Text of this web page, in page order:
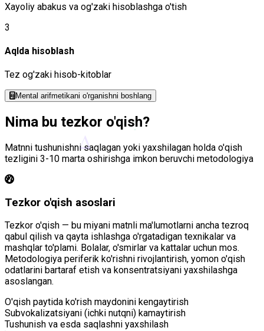
Δ
Xayoliy abakus va og'zaki hisoblashga o'tish
3
Aqlda hisoblash
Tez og'zaki hisob-kitoblar
Mental arifmetikani o'rganishni boshlang
Nima bu tezkor o'qish?
Matnni tushunishni saqlagan yoki yaxshilagan holda o'qish
tezligini 3-10 marta oshirishga imkon beruvchi metodologiya
Tezkor o'qish asoslari
Tezkor o'qish — bu miyani matnli ma'lumotlarni ancha tezroq
qabul qilish va qayta ishlashga o'rgatadigan texnikalar va
mashqlar to'plami. Bolalar, o'smirlar va kattalar uchun mos.
Metodologiya periferik ko'rishni rivojlantirish, yomon o'qish
odatlarini bartaraf etish va konsentratsiyani yaxshilashga
asoslangan.
O'qish paytida ko'rish maydonini kengaytirish
Subvokalizatsiyani (ichki nutqni) kamaytirish
Tushunish va esda saqlashni yaxshilash